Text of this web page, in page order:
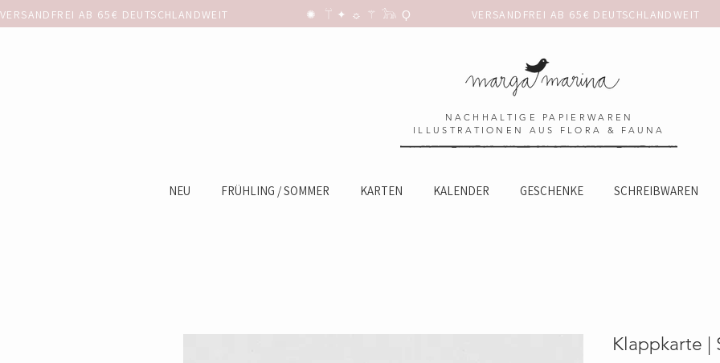
VERSANDFREI AB 65€ DEUTSCHLANDWEIT                      ✺  𓋼 ✦ ☼ ⚚ 𓃥 Ϙ
NACHHALTIGE PAPIERWAREN
ILLUSTRATIONEN AUS FLORA & FAUNA
NEU FRÜHLING / SOMMER KARTEN KALENDER GESCHENKE SCHREIBWAREN
Klappkarte |